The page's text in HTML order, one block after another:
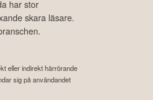
har stor
skara läsare.
eller indirekt härrörande
sig på användandet